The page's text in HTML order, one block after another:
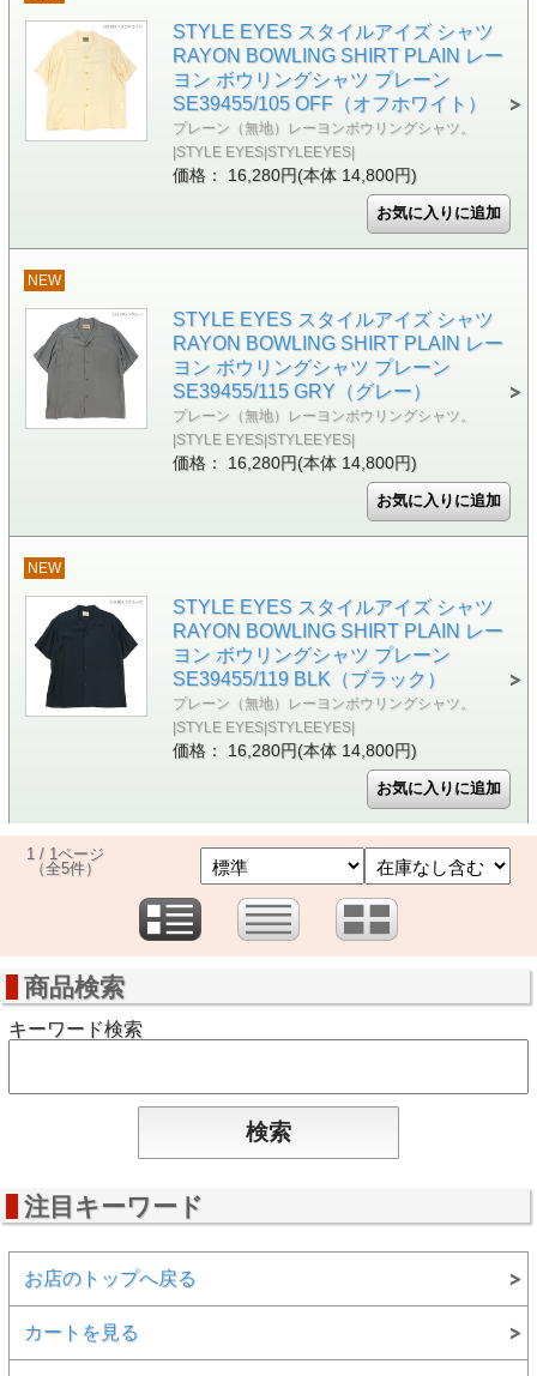
STYLE EYES スタイルアイズ シャツ
RAYON BOWLING SHIRT PLAIN レー
ヨン ボウリングシャツ プレーン
SE39455/105 OFF（オフホワイト）
プレーン（無地）レーヨンボウリングシャツ。
|STYLE EYES|STYLEEYES|
価格： 16,280円(本体 14,800円)
NEW
STYLE EYES スタイルアイズ シャツ
RAYON BOWLING SHIRT PLAIN レー
ヨン ボウリングシャツ プレーン
SE39455/115 GRY（グレー）
プレーン（無地）レーヨンボウリングシャツ。
|STYLE EYES|STYLEEYES|
価格： 16,280円(本体 14,800円)
NEW
STYLE EYES スタイルアイズ シャツ
RAYON BOWLING SHIRT PLAIN レー
ヨン ボウリングシャツ プレーン
SE39455/119 BLK（ブラック）
プレーン（無地）レーヨンボウリングシャツ。
|STYLE EYES|STYLEEYES|
価格： 16,280円(本体 14,800円)
1 / 1ページ
（全5件）
商品検索
キーワード検索
注目キーワード
お店のトップへ戻る
カートを見る